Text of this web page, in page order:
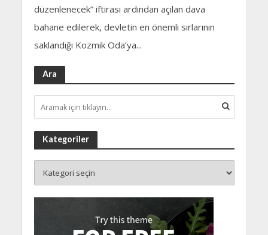
düzenlenecek” iftirası ardından açılan dava
bahane edilerek, devletin en önemli sırlarının
saklandığı Kozmik Oda’ya...
Ara
Kategoriler